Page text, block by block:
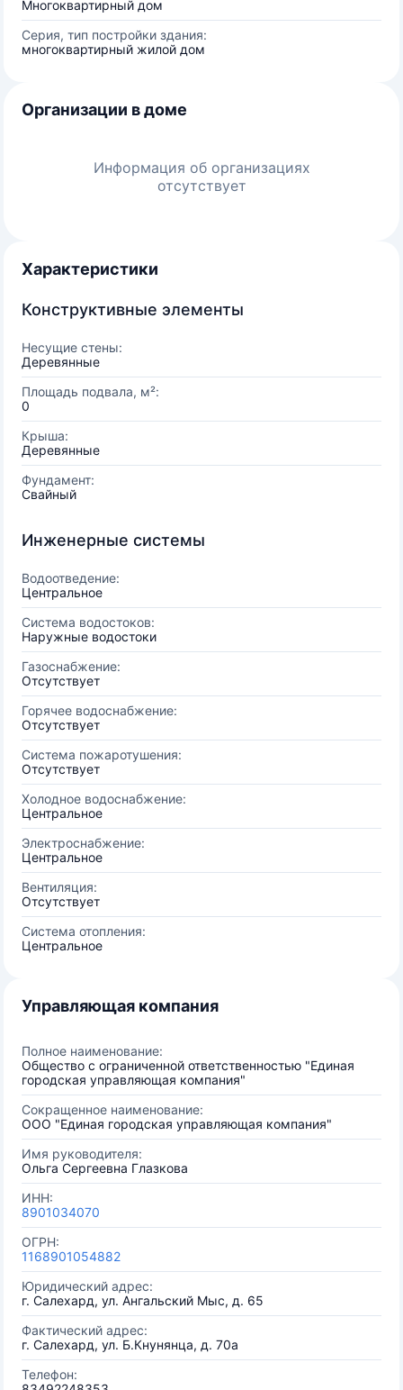
Многоквартирный дом
Серия, тип постройки здания:
многоквартирный жилой дом
Организации в доме
Информация об организациях
отсутствует
Характеристики
Конструктивные элементы
Несущие стены:
Деревянные
Площадь подвала, м²:
0
Крыша:
Деревянные
Фундамент:
Свайный
Инженерные системы
Водоотведение:
Центральное
Система водостоков:
Наружные водостоки
Газоснабжение:
Отсутствует
Горячее водоснабжение:
Отсутствует
Система пожаротушения:
Отсутствует
Холодное водоснабжение:
Центральное
Электроснабжение:
Центральное
Вентиляция:
Отсутствует
Система отопления:
Центральное
Управляющая компания
Полное наименование:
Общество с ограниченной ответственностью "Единая
городская управляющая компания"
Сокращенное наименование:
ООО "Единая городская управляющая компания"
Имя руководителя:
Ольга Сергеевна Глазкова
ИНН:
8901034070
ОГРН:
1168901054882
Юридический адрес:
г. Салехард, ул. Ангальский Мыс, д. 65
Фактический адрес:
г. Салехард, ул. Б.Кнунянца, д. 70а
Телефон: